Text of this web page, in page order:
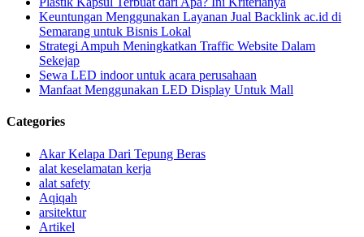
Keuntungan Menggunakan Layanan Jual Backlink ac.id di
Semarang untuk Bisnis Lokal
Strategi Ampuh Meningkatkan Traffic Website Dalam
Sekejap
Sewa LED indoor untuk acara perusahaan
Manfaat Menggunakan LED Display Untuk Mall
Categories
Akar Kelapa Dari Tepung Beras
alat keselamatan kerja
alat safety
Aqiqah
arsitektur
Artikel